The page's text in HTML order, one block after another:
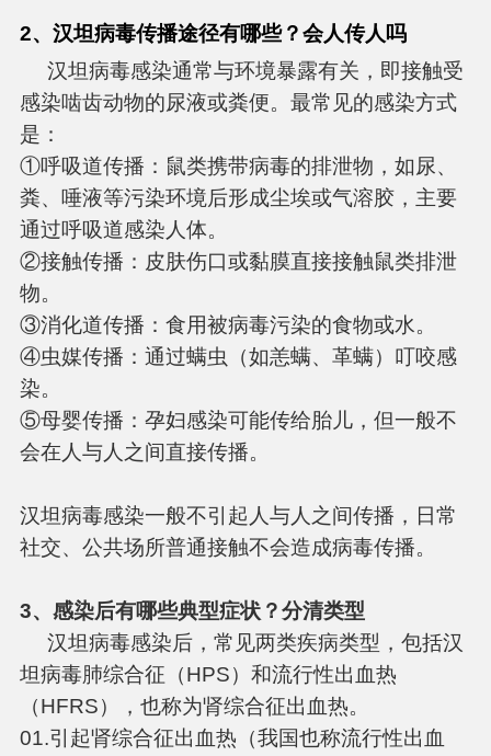
2、汉坦病毒传播途径有哪些？会人传人吗
汉坦病毒感染通常与环境暴露有关，即接触受
感染啮齿动物的尿液或粪便。最常见的感染方式
是：
①呼吸道传播：鼠类携带病毒的排泄物，如尿、
粪、唾液等污染环境后形成尘埃或气溶胶，主要
通过呼吸道感染人体。
②接触传播：皮肤伤口或黏膜直接接触鼠类排泄
物。
③消化道传播：食用被病毒污染的食物或水。
④虫媒传播：通过螨虫（如恙螨、革螨）叮咬感
染。
⑤母婴传播：孕妇感染可能传给胎儿，但一般不
会在人与人之间直接传播。
汉坦病毒感染一般不引起人与人之间传播，日常
社交、公共场所普通接触不会造成病毒传播。
3、感染后有哪些典型症状？分清类型
汉坦病毒感染后，常见两类疾病类型，包括汉
坦病毒肺综合征（HPS）和流行性出血热
（HFRS），也称为肾综合征出血热。
01.引起肾综合征出血热（我国也称流行性出血